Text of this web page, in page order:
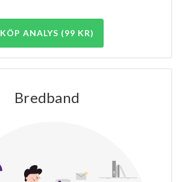
KÖP ANALYS (99 KR)
Bredband